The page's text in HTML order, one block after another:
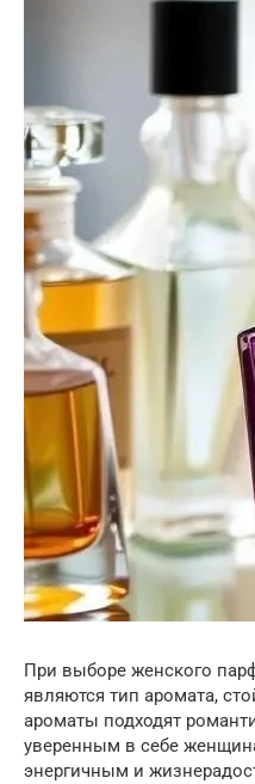
При выборе женского
являются тип аромата,
ароматы подходят
уверенным в себе
энергичным и